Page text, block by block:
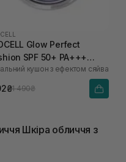
Glow Perfect
SPF 50+ PA+++
15 г кушон з ефектом сяйва
1 490₴
Шкіра обличчя з